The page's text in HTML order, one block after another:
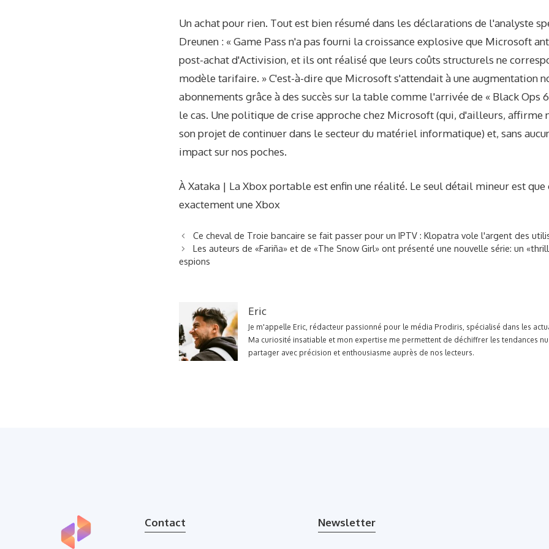
Un achat pour rien. Tout est bien résumé dans les déclarations de l'analyste
Dreunen : « Game Pass n'a pas fourni la croissance explosive que Microsoft
post-achat d'Activision, et ils ont réalisé que leurs coûts structurels ne
modèle tarifaire. » C'est-à-dire que Microsoft s'attendait à une augmentation
abonnements grâce à des succès sur la table comme l'arrivée de « Black Ops
le cas. Une politique de crise approche chez Microsoft (qui, d'ailleurs, affirme
son projet de continuer dans le secteur du matériel informatique) et, sans
impact sur nos poches.
À Xataka | La Xbox portable est enfin une réalité. Le seul détail mineur est que
exactement une Xbox
Ce cheval de Troie bancaire se fait passer pour un IPTV : Klopatra vole l'argent des
Les auteurs de «Fariña» et de «The Snow Girl» ont présenté une nouvelle série: un
espions
Eric
Je m'appelle Eric, rédacteur passionné pour le média Prodiris, spécialisé dans les
Ma curiosité insatiable et mon expertise me permettent de déchiffrer les tendances
partager avec précision et enthousiasme auprès de nos lecteurs.
Contact Newsletter